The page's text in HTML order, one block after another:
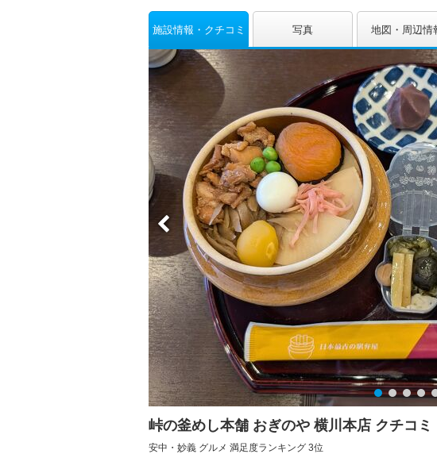
施設情報・クチコミ 写真 地図・周辺情
峠の釜めし本舗 おぎのや 横川本店 クチコ
安中・妙義 グルメ 満足度ランキング 3位